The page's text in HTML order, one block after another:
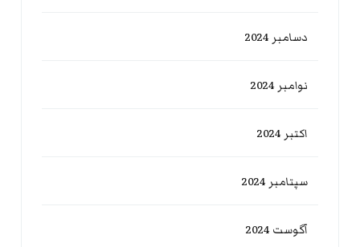
دسامبر 2024
نوامبر 2024
اکتبر 2024
سپتامبر 2024
آگوست 2024